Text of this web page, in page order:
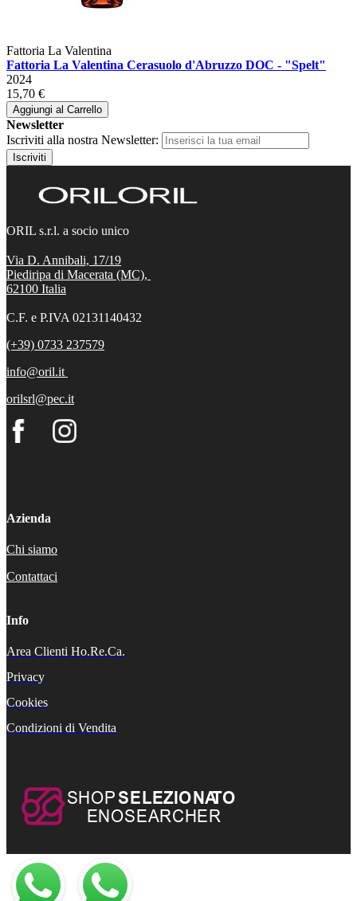
Fattoria La Valentina
Fattoria La Valentina Cerasuolo d'Abruzzo DOC - "Spelt"
2024
15,70 €
Aggiungi al Carrello
Newsletter
Iscriviti alla nostra Newsletter:
Iscriviti
ORIL s.r.l. a socio unico
Via D. Annibali, 17/19
Piediripa di Macerata (MC),
62100 Italia
C.F. e P.IVA 02131140432
(+39) 0733 237579
info@oril.it
orilsrl@pec.it
Azienda
Chi siamo
Contattaci
Info
Area Clienti Ho.Re.Ca.
Privacy
Cookies
Condizioni di Vendita